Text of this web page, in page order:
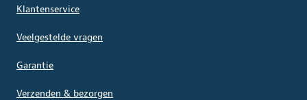
Klantenservice
Veelgestelde vragen
Garantie
Verzenden & bezorgen